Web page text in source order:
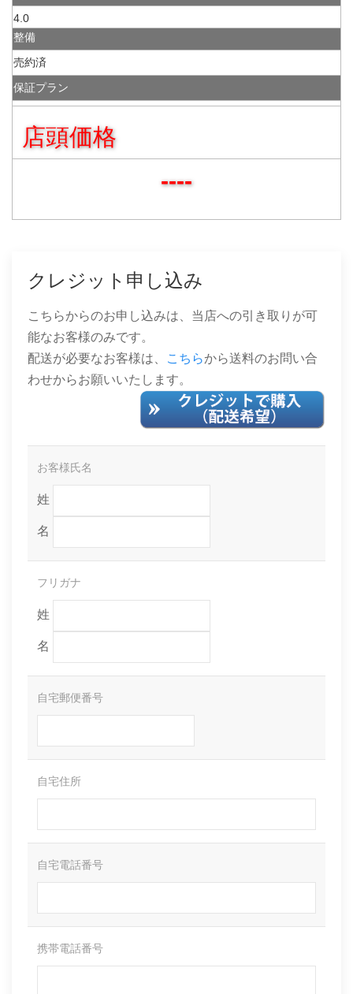
4.0
整備
売約済
保証プラン
店頭価格
----
クレジット申し込み
こちらからのお申し込みは、当店への引き取りが可
能なお客様のみです。
配送が必要なお客様は、
こちらから送料のお問い合
わせからお願いいたします。
お客様氏名
姓
名
フリガナ
姓
名
自宅郵便番号
自宅住所
自宅電話番号
携帯電話番号